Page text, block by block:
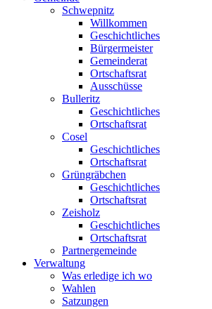
Schwepnitz
Willkommen
Geschichtliches
Bürgermeister
Gemeinderat
Ortschaftsrat
Ausschüsse
Bulleritz
Geschichtliches
Ortschaftsrat
Cosel
Geschichtliches
Ortschaftsrat
Grüngräbchen
Geschichtliches
Ortschaftsrat
Zeisholz
Geschichtliches
Ortschaftsrat
Partnergemeinde
Verwaltung
Was erledige ich wo
Wahlen
Satzungen